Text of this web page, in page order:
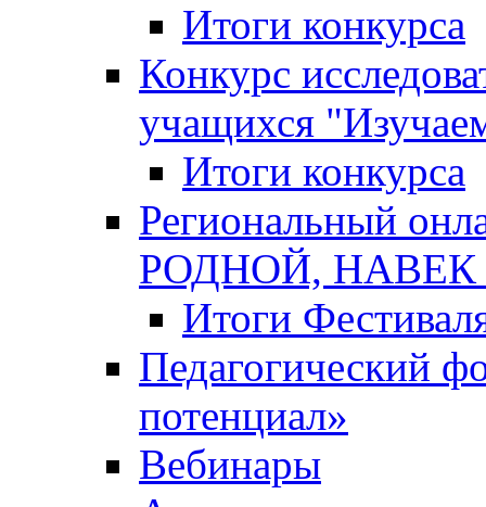
Итоги конкурса
Конкурс
учащихся
Итоги конкурса
Региональный
РОДНОЙ,
Итоги
Педагогический
потенциал»
Вебинары